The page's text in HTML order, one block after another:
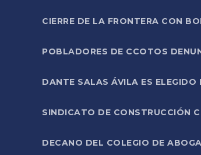
CIERRE DE LA FRONTERA CON
POBLADORES DE CCOTOS
DANTE SALAS ÁVILA ES
SINDICATO DE CONSTRUCCIÓN
DECANO DEL COLEGIO DE